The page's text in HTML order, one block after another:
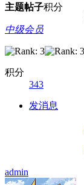
主题帖子积分
中级会员
积分
343
发消息
admin